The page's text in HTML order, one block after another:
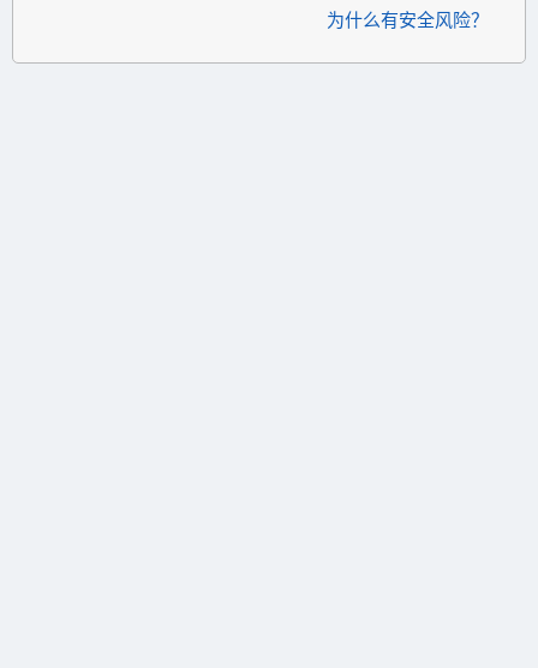
为什么有安全风险？